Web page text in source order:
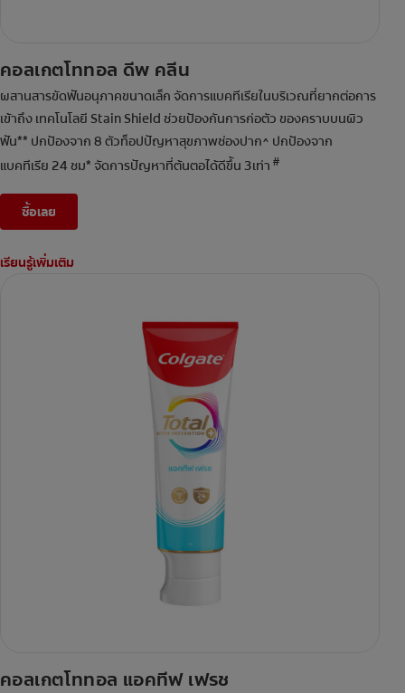
คอลเกตโททอล ดีพ คลีน
ผสานสารขัดฟันอนุภาคขนาดเล็ก จัดการแบคทีเรียในบริเวณที่ยากต่อการ
เข้าถึง เทคโนโลยี Stain Shield ช่วยป้องกันการก่อตัว ของคราบบนผิว
ฟัน** ปกป้องจาก 8 ตัวท็อปปัญหาสุขภาพช่องปาก^ ปกป้องจาก
แบคทีเรีย 24 ชม* จัดการปัญหาที่ต้นตอได้ดีขึ้น 3เท่า #
ซื้อเลย
เรียนรู้เพิ่มเติม
คอลเกตโททอล แอคทีฟ เฟรช